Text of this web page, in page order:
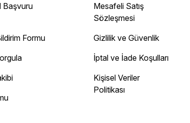
site
Başvuru
Formu
Mesafeli Satış
Sözleşmesi
Gizlilik ve Güvenlik
İptal ve İade Koşulları
Kişisel Veriler
Politikası